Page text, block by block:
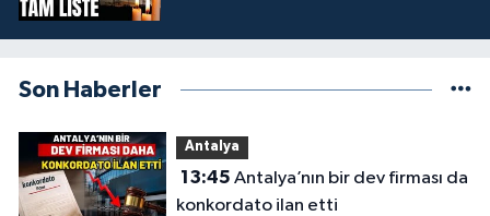
Son Haberler
Antalya
13:45
konkordato ilan etti